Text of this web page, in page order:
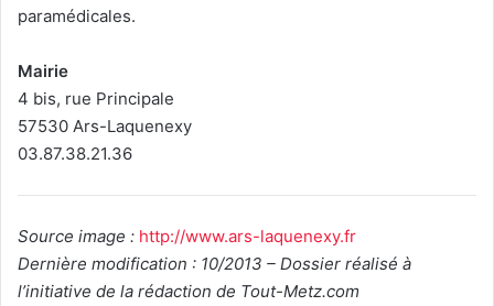
paramédicales.
Mairie
4 bis, rue Principale
57530 Ars-Laquenexy
03.87.38.21.36
Source image : http://www.ars-laquenexy.fr
Dernière modification : 10/2013 – Dossier réalisé à
l’initiative de la rédaction de Tout-Metz.com